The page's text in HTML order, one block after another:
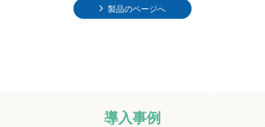
製品のページへ
導入事例